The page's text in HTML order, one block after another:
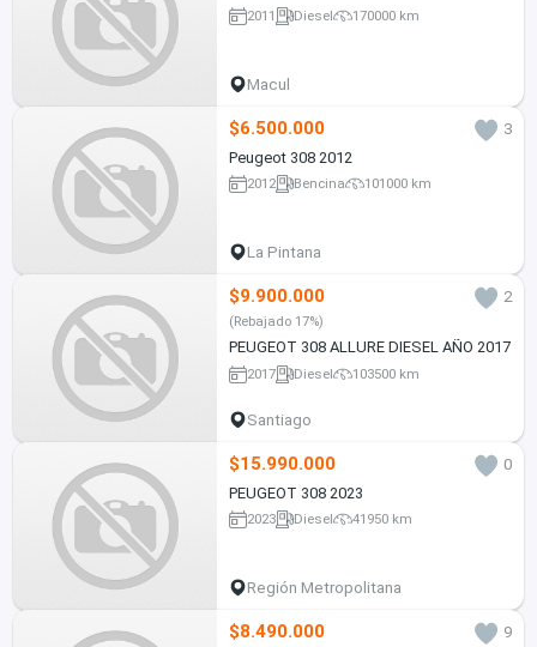
2011 Diesel 170000 km
Macul
$6.500.000
3
Peugeot 308 2012
2012 Bencina 101000 km
La Pintana
$9.900.000 2
(Rebajado 17%)
PEUGEOT 308 ALLURE DIESEL AÑO 2017
2017 Diesel 103500 km
Santiago
$15.990.000
0
PEUGEOT 308 2023
2023 Diesel 41950 km
Región Metropolitana
$8.490.000 9